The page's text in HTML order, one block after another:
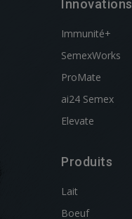
Innovations
Immunité+
SemexWorks
ProMate
ai24 Semex
Elevate
Produits
Lait
Boeuf